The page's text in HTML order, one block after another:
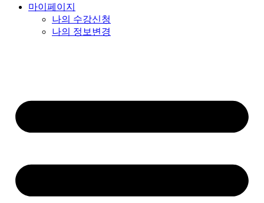
마이페이지
나의 수강신청
나의 정보변경